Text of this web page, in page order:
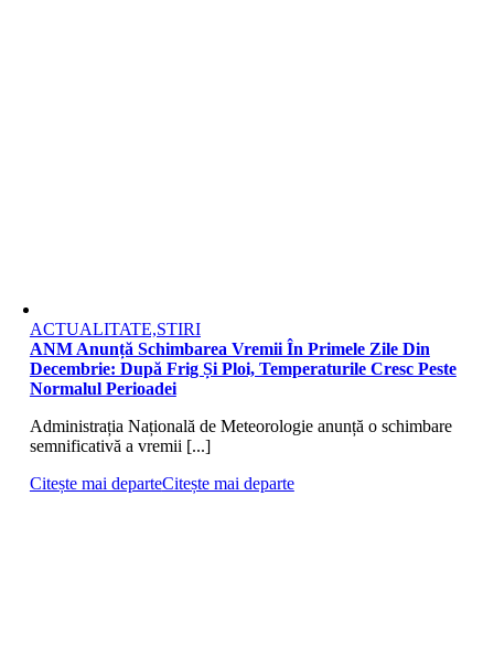
ACTUALITATE,STIRI
ANM Anunță Schimbarea Vremii În Primele Zile Din
Decembrie: După Frig Și Ploi, Temperaturile Cresc Peste
Normalul Perioadei
Administrația Națională de Meteorologie anunță o schimbare
semnificativă a vremii [...]
Citește mai departeCitește mai departe